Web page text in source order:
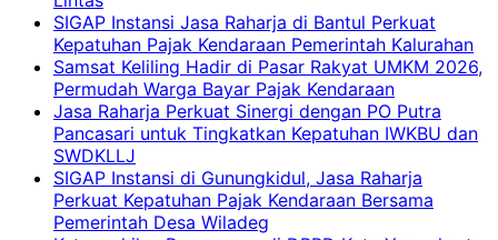
SIGAP Instansi Jasa Raharja di Bantul Perkuat
Kepatuhan Pajak Kendaraan Pemerintah Kalurahan
Samsat Keliling Hadir di Pasar Rakyat UMKM 2026,
Permudah Warga Bayar Pajak Kendaraan
Jasa Raharja Perkuat Sinergi dengan PO Putra
Pancasari untuk Tingkatkan Kepatuhan IWKBU dan
SWDKLLJ
SIGAP Instansi di Gunungkidul, Jasa Raharja
Perkuat Kepatuhan Pajak Kendaraan Bersama
Pemerintah Desa Wiladeg